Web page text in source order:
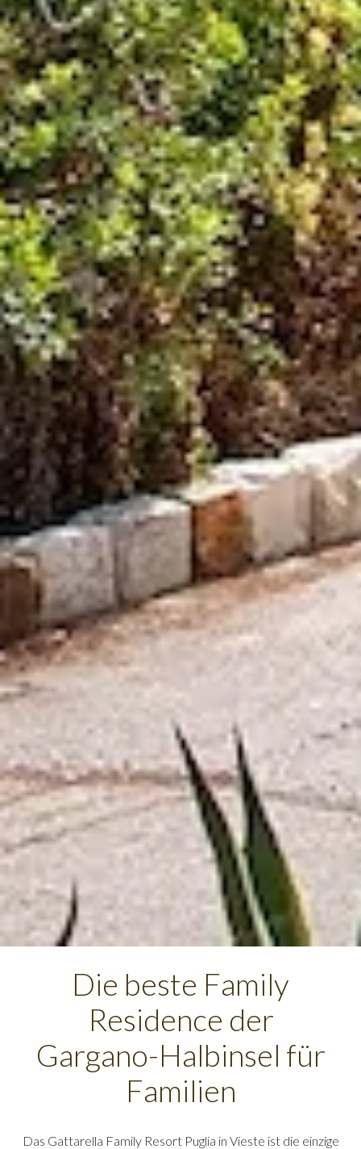
Die beste Family
Residence der
Gargano-Halbinsel für
Familien
Das Gattarella Family Resort Puglia in Vieste ist die einzige